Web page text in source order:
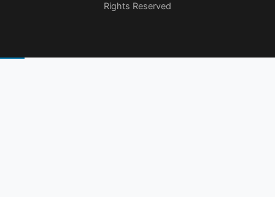
Rights Reserved